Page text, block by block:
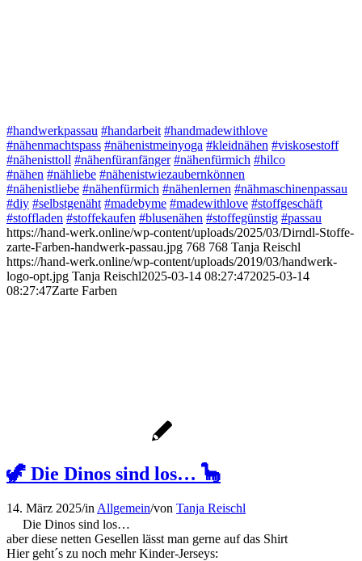
#handwerkpassau #handarbeit #handmadewithlove
#nähenmachtspass #nähenistmeinyoga #kleidnähen #viskosestoff
#nähenisttoll #nähenfüranfänger #nähenfürmich #hilco
#nähen #nähliebe #nähenistwiezaubernkönnen
#nähenistliebe #nähenfürmich #nähenlernen #nähmaschinenpassau
#diy #selbstgenäht #madebyme #madewithlove #stoffgeschäft
#stoffladen #stoffekaufen #blusenähen #stoffegünstig #passau
https://hand-werk.online/wp-content/uploads/2025/03/Dirndl-Stoffe-
zarte-Farben-handwerk-passau.jpg 768 768 Tanja Reischl
https://hand-werk.online/wp-content/uploads/2019/03/handwerk-
logo-opt.jpg Tanja Reischl2025-03-14 08:27:472025-03-14
08:27:47Zarte Farben
🦖 Die Dinos sind los… 🦕
14. März 2025/in Allgemein/von Tanja Reischl
Die Dinos sind los…
aber diese netten Gesellen lässt man gerne auf das Shirt
Hier geht´s zu noch mehr Kinder-Jerseys: